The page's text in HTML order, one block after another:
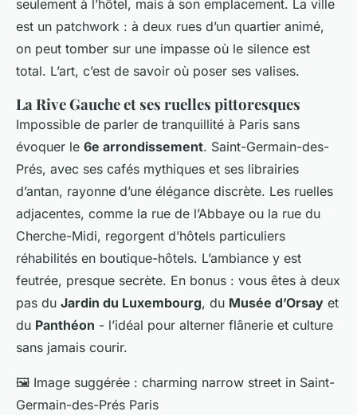
seulement à l’hôtel, mais à son emplacement. La ville
est un patchwork : à deux rues d’un quartier animé,
on peut tomber sur une impasse où le silence est
total. L’art, c’est de savoir où poser ses valises.
La Rive Gauche et ses ruelles pittoresques
Impossible de parler de tranquillité à Paris sans
évoquer le 6e arrondissement. Saint-Germain-des-
Prés, avec ses cafés mythiques et ses librairies
d’antan, rayonne d’une élégance discrète. Les ruelles
adjacentes, comme la rue de l’Abbaye ou la rue du
Cherche-Midi, regorgent d’hôtels particuliers
réhabilités en boutique-hôtels. L’ambiance y est
feutrée, presque secrète. En bonus : vous êtes à deux
pas du Jardin du Luxembourg, du Musée d’Orsay et
du Panthéon - l’idéal pour alterner flânerie et culture
sans jamais courir.
🖼️ Image suggérée : charming narrow street in Saint-
Germain-des-Prés Paris